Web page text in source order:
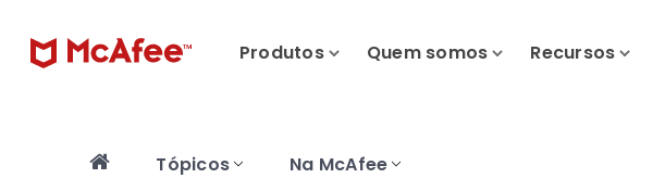
Produtos Quem somos Recursos
Tópicos Na McAfee